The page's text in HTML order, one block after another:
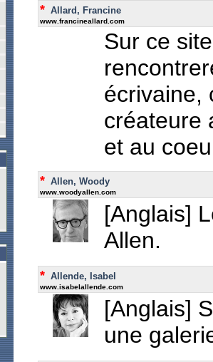
* Allard, Francine
www.francineallard.com
Sur ce
écrivaine,
créateure
et au
* Allen, Woody
www.woodyallen.com
[Anglais]
Allen.
* Allende, Isabel
www.isabelallende.com
[Anglais]
une